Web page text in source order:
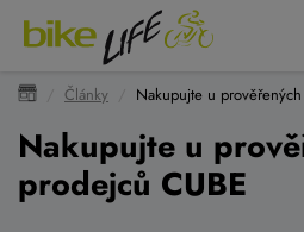
Články Nakupujte u
Nakupujte u
prodejců CUBE